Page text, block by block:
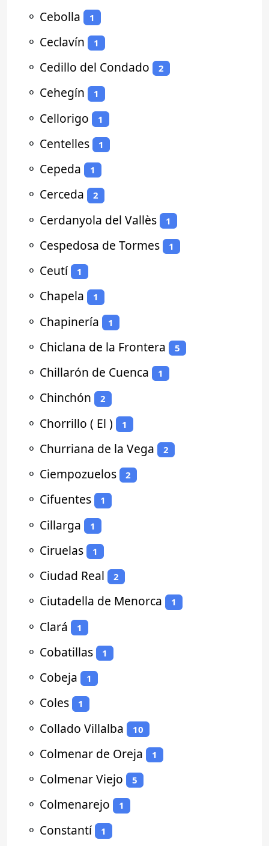
⚬ Cebolla 1
⚬ Ceclavín 1
⚬ Cedillo del Condado 2
⚬ Cehegín 1
⚬ Cellorigo 1
⚬ Centelles 1
⚬ Cepeda 1
⚬ Cerceda 2
⚬ Cerdanyola del Vallès 1
⚬ Cespedosa de Tormes 1
⚬ Ceutí 1
⚬ Chapela 1
⚬ Chapinería 1
⚬ Chiclana de la Frontera 5
⚬ Chillarón de Cuenca 1
⚬ Chinchón 2
⚬ Chorrillo ( El ) 1
⚬ Churriana de la Vega 2
⚬ Ciempozuelos 2
⚬ Cifuentes 1
⚬ Cillarga 1
⚬ Ciruelas 1
⚬ Ciudad Real 2
⚬ Ciutadella de Menorca 1
⚬ Clará 1
⚬ Cobatillas 1
⚬ Cobeja 1
⚬ Coles 1
⚬ Collado Villalba 10
⚬ Colmenar de Oreja 1
⚬ Colmenar Viejo 5
⚬ Colmenarejo 1
⚬ Constantí 1